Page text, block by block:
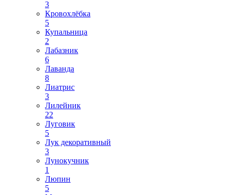
3
Кровохлёбка
5
Купальница
2
Лабазник
6
Лаванда
8
Лиатрис
3
Лилейник
22
Луговик
5
Лук декоративный
3
Лунокучник
1
Люпин
5